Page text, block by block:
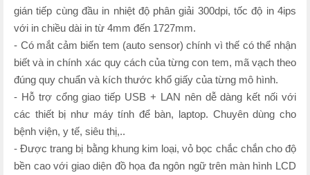
gián tiếp cùng đầu in nhiệt độ phân giải 300dpi, tốc độ in 4ips
với in chiều dài in từ 4mm đến 1727mm.
- Có mắt cảm biến tem (auto sensor) chính vì thế có thể nhận
biết và in chính xác quy cách của từng con tem, mã vạch theo
đúng quy chuẩn và kích thước khổ giấy của từng mô hình.
- Hỗ trợ cổng giao tiếp USB + LAN nên dễ dàng kết nối với
các thiết bị như máy tính để bàn, laptop. Chuyên dùng cho
bệnh viện, y tế, siêu thị,..
- Được trang bị bằng khung kim loại, vỏ bọc chắc chắn cho độ
bền cao với giao diện đồ họa đa ngôn ngữ trên màn hình LCD